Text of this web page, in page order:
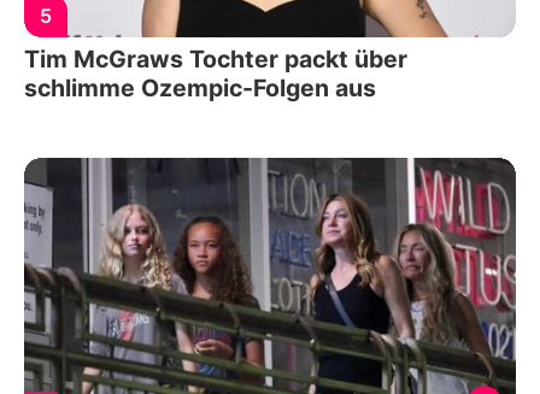
5
Tim McGraws Tochter packt über
schlimme Ozempic-Folgen aus